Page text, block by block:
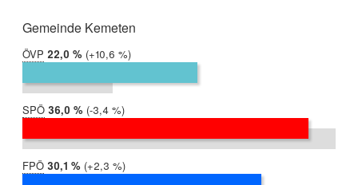
hier:
Gemeinde Kemeten
ÖVP 2019:
22,0 %
2014:
11,3 %
Differenz:
+10,6 %
SPÖ 2019:
36,0 %
2014:
39,4 %
Differenz:
-3,4 %
FPÖ 2019:
30,1 %
2014:
27,8 %
Differenz:
+2,3 %